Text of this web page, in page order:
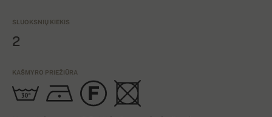
SLUOKSNIŲ KIEKIS
2
KAŠMYRO PRIEŽIŪRA